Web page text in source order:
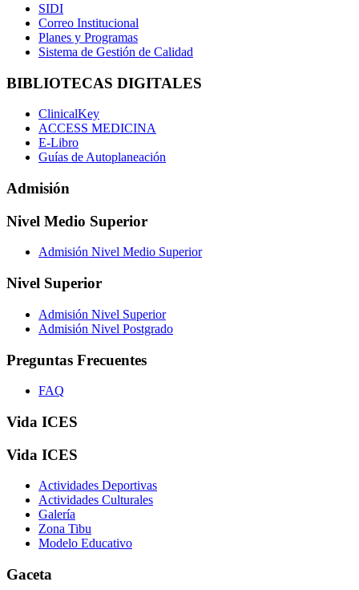
SIDI
Correo Institucional
Planes y Programas
Sistema de Gestión de Calidad
BIBLIOTECAS DIGITALES
ClinicalKey
ACCESS MEDICINA
E-Libro
Guías de Autoplaneación
Admisión
Nivel Medio Superior
Admisión Nivel Medio Superior
Nivel Superior
Admisión Nivel Superior
Admisión Nivel Postgrado
Preguntas Frecuentes
FAQ
Vida ICES
Vida ICES
Actividades Deportivas
Actividades Culturales
Galería
Zona Tibu
Modelo Educativo
Gaceta